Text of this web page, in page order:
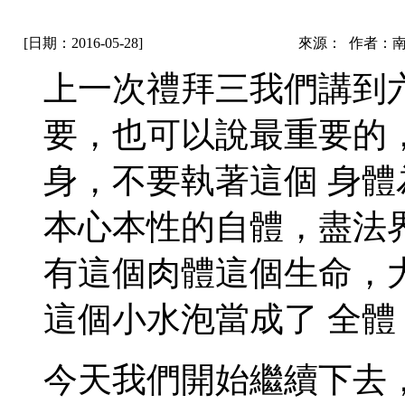
[日期：2016-05-28] 來源： 作者：
上一次禮拜三我們講
要，也可以說最重要的
身，不要執著這個 身
本心本性的自體，盡法
有這個肉體這個生命，
這個小水泡當成了 全
今天我們開始繼續下去